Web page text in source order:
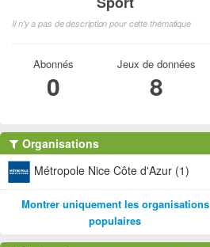
Il n'y a pas de description pour cette thématique
Abonnés
0
Jeux de données
8
Organisations
Métropole Nice Côte d'Azur (1)
Montrer uniquement les organisations
populaires